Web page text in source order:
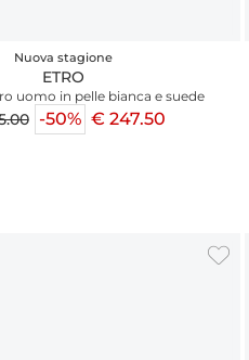
Nuova stagione
ETRO
uomo in pelle bianca e suede
-50% € 247.50